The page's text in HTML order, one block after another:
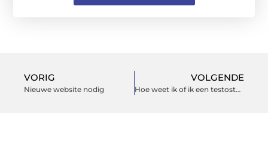
VORIG
Nieuwe website nodig
VOLGENDE
Hoe weet ik of ik een testosteron te kort heb?